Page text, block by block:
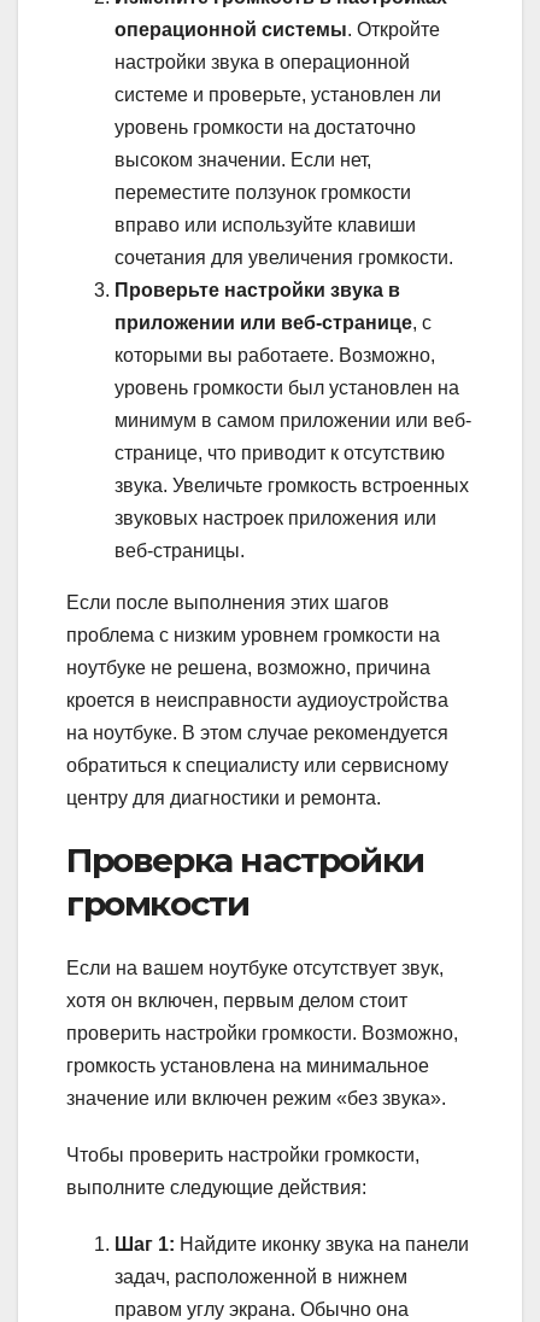
операционной системы. Откройте
настройки звука в операционной
системе и проверьте, установлен ли
уровень громкости на достаточно
высоком значении. Если нет,
переместите ползунок громкости
вправо или используйте клавиши
сочетания для увеличения громкости.
Проверьте настройки звука в
приложении или веб-странице, с
которыми вы работаете. Возможно,
уровень громкости был установлен на
минимум в самом приложении или веб-
странице, что приводит к отсутствию
звука. Увеличьте громкость встроенных
звуковых настроек приложения или
веб-страницы.
Если после выполнения этих шагов
проблема с низким уровнем громкости на
ноутбуке не решена, возможно, причина
кроется в неисправности аудиоустройства
на ноутбуке. В этом случае рекомендуется
обратиться к специалисту или сервисному
центру для диагностики и ремонта.
Проверка настройки
громкости
Если на вашем ноутбуке отсутствует звук,
хотя он включен, первым делом стоит
проверить настройки громкости. Возможно,
громкость установлена на минимальное
значение или включен режим «без звука».
Чтобы проверить настройки громкости,
выполните следующие действия:
Шаг 1: Найдите иконку звука на панели
задач, расположенной в нижнем
правом углу экрана. Обычно она